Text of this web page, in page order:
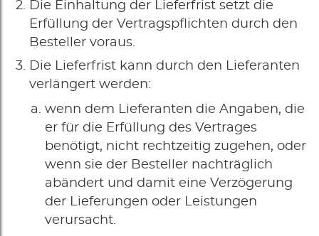
Die Einhaltung der Lieferfrist setzt die
Erfüllung der Vertragspflichten durch den
Besteller voraus.
Die Lieferfrist kann durch den Lieferanten
verlängert werden:
wenn dem Lieferanten die Angaben, die
er für die Erfüllung des Vertrages
benötigt, nicht rechtzeitig zugehen, oder
wenn sie der Besteller nachträglich
abändert und damit eine Verzögerung
der Lieferungen oder Leistungen
verursacht.